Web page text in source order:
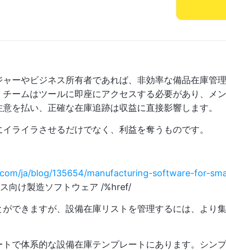
ーやビジネス所有者であれば、非効率な備品在庫管
チームはツールに即座にアクセスする必要があり、メ
を払い、正確な在庫追跡は収益に直接影響します。
ライラさせるだけでなく、利益を奪うものです。
ja/blog/135654/manufacturing-software-for-
向け製造ソフトウェア /%href/
できますが、設備在庫リストを管理するには、より
で体系的な設備在庫テンプレートにあります。シン